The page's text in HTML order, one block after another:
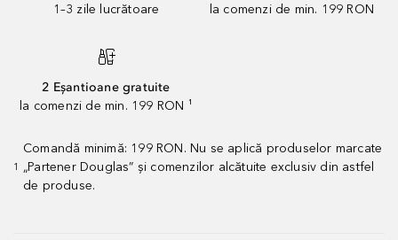
1–3 zile lucrătoare
la comenzi de min. 199 RON
2 Eșantioane gratuite
la comenzi de min. 199 RON ¹
1
Comandă minimă: 199 RON. Nu se aplică produselor marcate
„Partener Douglas” și comenzilor alcătuite exclusiv din astfel
de produse.